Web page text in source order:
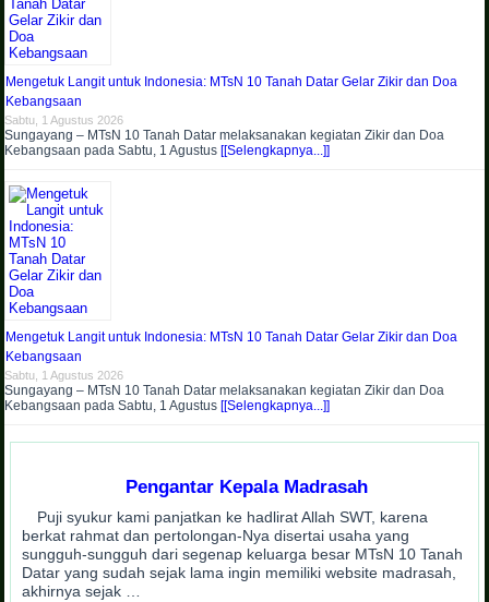
Mengetuk Langit untuk Indonesia: MTsN 10 Tanah Datar Gelar Zikir dan Doa
Kebangsaan
Sabtu, 1 Agustus 2026
Sungayang – MTsN 10 Tanah Datar melaksanakan kegiatan Zikir dan Doa
Kebangsaan pada Sabtu, 1 Agustus [[Selengkapnya...]]
Mengetuk Langit untuk Indonesia: MTsN 10 Tanah Datar Gelar Zikir dan Doa
Kebangsaan
Sabtu, 1 Agustus 2026
Sungayang – MTsN 10 Tanah Datar melaksanakan kegiatan Zikir dan Doa
Kebangsaan pada Sabtu, 1 Agustus [[Selengkapnya...]]
Pengantar Kepala Madrasah
Puji syukur kami panjatkan ke hadlirat Allah SWT, karena
berkat rahmat dan pertolongan-Nya disertai usaha yang
sungguh-sungguh dari segenap keluarga besar MTsN 10 Tanah
Datar yang sudah sejak lama ingin memiliki website madrasah,
akhirnya sejak …